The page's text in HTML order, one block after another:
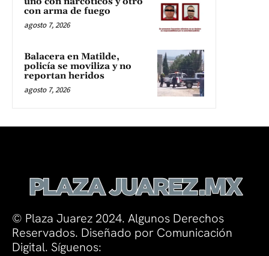
con arma de fuego
agosto 7, 2026
Balacera en Matilde,
policía se moviliza y no
reportan heridos
agosto 7, 2026
© Plaza Juarez 2024. Algunos Derechos
Reservados. Diseñado por Comunicación
Digital. Síguenos: